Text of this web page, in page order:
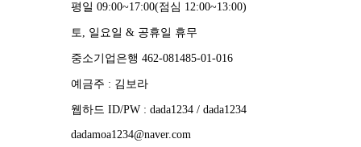
평일 09:00~17:00(점심 12:00~13:00)
토, 일요일 & 공휴일 휴무
중소기업은행 462-081485-01-016
예금주 : 김보라
웹하드 ID/PW : dada1234 / dada1234
dadamoa1234@naver.com